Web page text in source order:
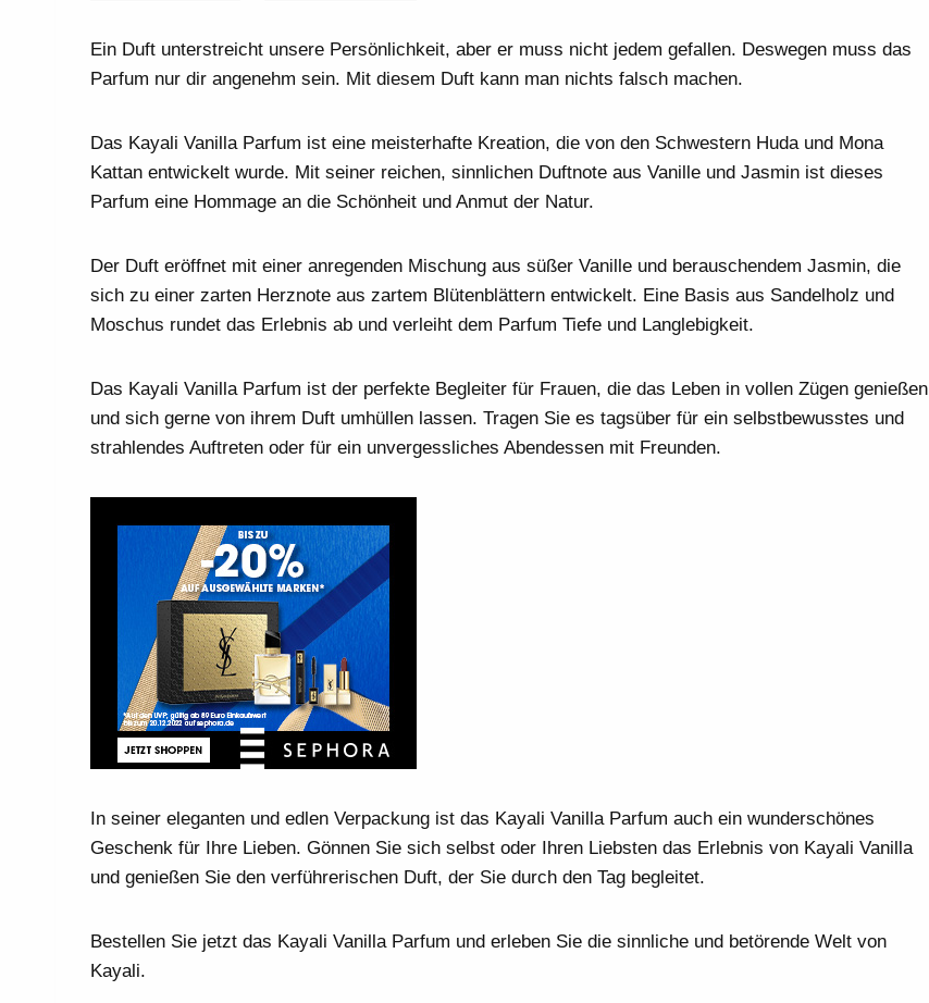
Ein Duft unterstreicht unsere Persönlichkeit, aber er muss nicht jedem gefallen. Deswegen muss das
Parfum nur dir angenehm sein. Mit diesem Duft kann man nichts falsch machen.
Das Kayali Vanilla Parfum ist eine meisterhafte Kreation, die von den Schwestern Huda und Mona
Kattan entwickelt wurde. Mit seiner reichen, sinnlichen Duftnote aus Vanille und Jasmin ist dieses
Parfum eine Hommage an die Schönheit und Anmut der Natur.
Der Duft eröffnet mit einer anregenden Mischung aus süßer Vanille und berauschendem Jasmin, die
sich zu einer zarten Herznote aus zartem Blütenblättern entwickelt. Eine Basis aus Sandelholz und
Moschus rundet das Erlebnis ab und verleiht dem Parfum Tiefe und Langlebigkeit.
Das Kayali Vanilla Parfum ist der perfekte Begleiter für Frauen, die das Leben in vollen Zügen genießen
und sich gerne von ihrem Duft umhüllen lassen. Tragen Sie es tagsüber für ein selbstbewusstes und
strahlendes Auftreten oder für ein unvergessliches Abendessen mit Freunden.
In seiner eleganten und edlen Verpackung ist das Kayali Vanilla Parfum auch ein wunderschönes
Geschenk für Ihre Lieben. Gönnen Sie sich selbst oder Ihren Liebsten das Erlebnis von Kayali Vanilla
und genießen Sie den verführerischen Duft, der Sie durch den Tag begleitet.
Bestellen Sie jetzt das Kayali Vanilla Parfum und erleben Sie die sinnliche und betörende Welt von
Kayali.